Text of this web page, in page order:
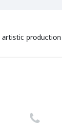
production